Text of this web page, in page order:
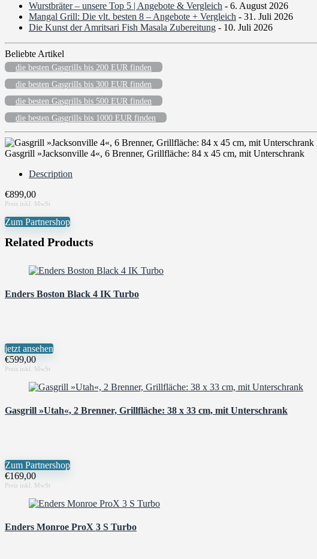
Wurstbräter – unsere Top 5 | Angebote & Vergleich - 6. August 2026
Mangal Grill: Die vlt. besten 8 – Angebote + Vergleich - 31. Juli 2026
Die Kunst der Amritsari Fish Masala Zubereitung - 10. Juli 2026
Beliebte Artikel
die besten Gasgrills bis 200 EUR finden
die besten Gasgrills bis 300 EUR finden
die besten Gasgrills bis 500 EUR finden
die besten Gasgrills bis 1000 EUR finden
Gasgrill »Jacksonville 4«, 6 Brenner, Grillfläche: 84 x 45 cm, mit Unterschrank
Description
€899,00
Zum Partnershop
Related Products
Enders Boston Black 4 IK Turbo
jetzt ansehen
€599,00
Gasgrill »Utah«, 2 Brenner, Grillfläche: 38 x 33 cm, mit Unterschrank
Zum Partnershop
€169,00
Enders Monroe ProX 3 S Turbo